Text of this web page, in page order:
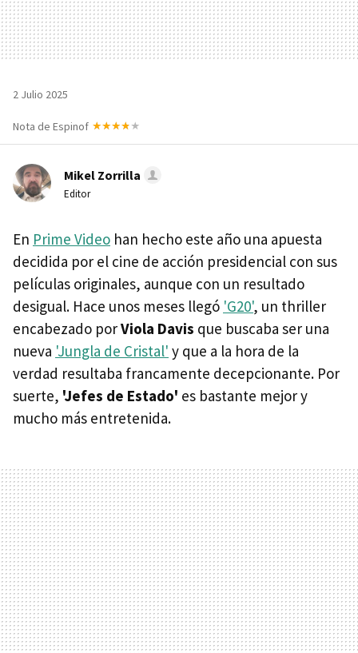
2 Julio 2025
Nota de Espinof
Mikel Zorrilla
Editor
En Prime Video han hecho este año una apuesta
decidida por el cine de acción presidencial con sus
películas originales, aunque con un resultado
desigual. Hace unos meses llegó 'G20', un thriller
encabezado porViola Davis que buscaba ser una
nueva 'Jungla de Cristal' y que a la hora de la
verdad resultaba francamente decepcionante. Por
suerte, 'Jefes de Estado' es bastante mejor y
mucho más entretenida.